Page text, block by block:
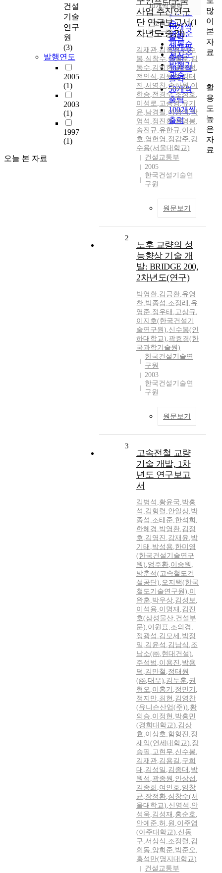
건설
기술
연구
원
(3)
발행연도
2005
(1)
2003
(1)
1997
(1)
오늘 본 자료
순
인기도
순
연도순
제목순
저자순
발행기
관순
내림차순
10개씩 출력
10개씩
출력
20개씩
출력
30개씩
출력
50개씩
출력
100개씩
출력
조회
사업 추진연구
단 연구보고서(1
차년도 중간)
김재관,김철영,신수
봉,심창수,이철호,김
동수,김익현,권순덕 ,
전인식 ,김윤석,김태
진 ,서영찬,송하원,이
한승,전경수,조성호,
이성로,고승영,유기
윤,남경필 ,여명석,박
영석 ,정진환,권영봉,
송진규,유한규,이상
호,염헌영 ,정갑주,강
수용(서울대학교)
건설교통부
2005
한국건설기술연
구원
원문보기
2
노후 교량의 성
능향상 기술 개
발: BRIDGE 200,
2차년도(연구)
박영환,김긍환,유영
찬,박종섭 ,조정래 ,유
영준,정우태 ,고상규,
이지호(한국건설기
술연구원),신수봉(인
하대학교),곽효경(한
국과학기술원)
한국건설기술연
구원
2003
한국건설기술연
구원
원문보기
3
고속전철 교량
기술 개발, 1차
년도 연구보고
서
김병석 ,황윤국,박홍
석 ,김형렬 ,안일상,박
종섭 ,조태준,한석희 ,
한혜경 ,박영환,김정
호,김영진 ,강재윤,박
기태 ,박성용,한미영
(한국건설기술연구
원),엄주환,이승원 ,
방춘석(고속철도건
설공단),오지택(한국
철도기술연구원),이
완훈,박우상,김성보,
이석용,이명재 ,김진
호(삼성물산,건설부
문),이원표,조의경 ,
정광섭 ,김모세 ,박정
일 ,김윤석 ,김남식 ,조
남소(㈜,현대건설),
주석범 ,이용진 ,박용
덕 ,김만철 ,정태원
(㈜,대우),김두훈,권
형오,이홍기 ,정민기 ,
정지만,최현 ,김영찬
(유니슨산업(주)),황
의승,이정현 ,박흥민
(경희대학교),김상
효 ,이상호,함형진 ,정
재익(연세대학교),장
승필 ,고현무,신수봉,
김재관,김용길 ,구희
대 ,김성일 ,김종대 ,박
원석 ,곽종원 ,안상섭 ,
김종희 ,여인호,임창
균,장정환,심창수(서
울대학교),신영석 ,안
성욱,김성재 ,홍순호,
안예준,허 ,원 ,이주엽
(아주대학교),신동
구,서상식 ,조정렬 ,김
휘동,양희준,박준오,
홍석만(명지대학교)
건설교통부
많
이
본
자
료
활
용
도
높
은
자
료